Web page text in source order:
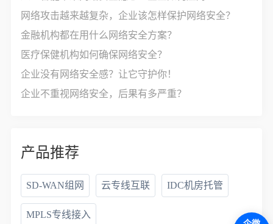
网络攻击越来越复杂，企业该怎样保护网络安全？
金融机构都在用什么网络安全方案？
医疗保健机构如何确保网络安全？
企业没有网络安全感？让它守护你！
企业不重视网络安全，后果有多严重？
产品推荐
SD-WAN组网 云专线互联 IDC机房托管
MPLS专线接入